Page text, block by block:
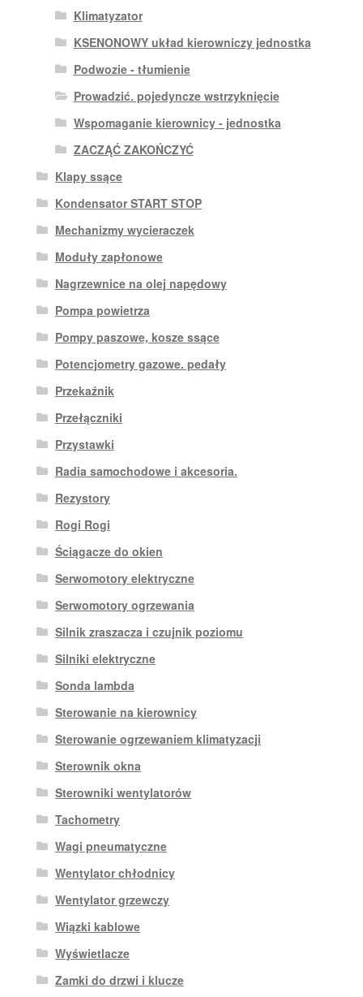
Klimatyzator
KSENONOWY układ kierowniczy jednostka
Podwozie - tłumienie
Prowadzić. pojedyncze wstrzyknięcie
Wspomaganie kierownicy - jednostka
ZACZĄĆ ZAKOŃCZYĆ
Klapy ssące
Kondensator START STOP
Mechanizmy wycieraczek
Moduły zapłonowe
Nagrzewnice na olej napędowy
Pompa powietrza
Pompy paszowe, kosze ssące
Potencjometry gazowe. pedały
Przekaźnik
Przełączniki
Przystawki
Radia samochodowe i akcesoria.
Rezystory
Rogi Rogi
Ściągacze do okien
Serwomotory elektryczne
Serwomotory ogrzewania
Silnik zraszacza i czujnik poziomu
Silniki elektryczne
Sonda lambda
Sterowanie na kierownicy
Sterowanie ogrzewaniem klimatyzacji
Sterownik okna
Sterowniki wentylatorów
Tachometry
Wagi pneumatyczne
Wentylator chłodnicy
Wentylator grzewczy
Wiązki kablowe
Wyświetlacze
Zamki do drzwi i klucze